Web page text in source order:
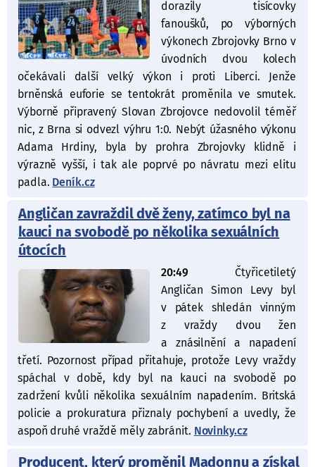
dorazily tisícovky
fanoušků, po výborných
výkonech Zbrojovky Brno v
úvodních dvou kolech
očekávali další velký výkon i proti Liberci. Jenže
brněnská euforie se tentokrát proměnila ve smutek.
Výborně připravený Slovan Zbrojovce nedovolil téměř
nic, z Brna si odvezl výhru 1:0. Nebýt úžasného výkonu
Adama Hrdiny, byla by prohra Zbrojovky klidně i
výrazně vyšší, i tak ale poprvé po návratu mezi elitu
padla.Deník.cz
Angličan zavraždil dvě ženy, zatímco byl na
kauci na svobodě po několika sexuálních
útocích
20:49 Čtyřicetiletý
Angličan Simon Levy byl
v pátek shledán vinným
z vraždy dvou žen
a znásilnění a napadení
třetí. Pozornost případ přitahuje, protože Levy vraždy
spáchal v době, kdy byl na kauci na svobodě po
zadržení kvůli několika sexuálním napadením. Britská
policie a prokuratura přiznaly pochybení a uvedly, že
aspoň druhé vraždě měly zabránit.Novinky.cz